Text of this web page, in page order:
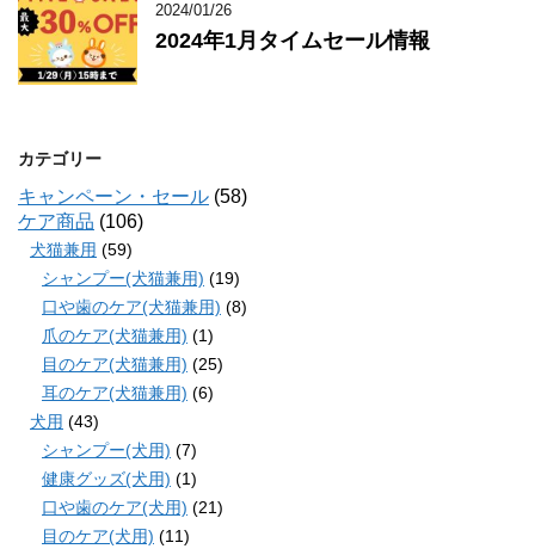
2024/01/26
2024年1月タイムセール情報
カテゴリー
キャンペーン・セール (58)
ケア商品 (106)
犬猫兼用 (59)
シャンプー(犬猫兼用) (19)
口や歯のケア(犬猫兼用) (8)
爪のケア(犬猫兼用) (1)
目のケア(犬猫兼用) (25)
耳のケア(犬猫兼用) (6)
犬用 (43)
シャンプー(犬用) (7)
健康グッズ(犬用) (1)
口や歯のケア(犬用) (21)
目のケア(犬用) (11)